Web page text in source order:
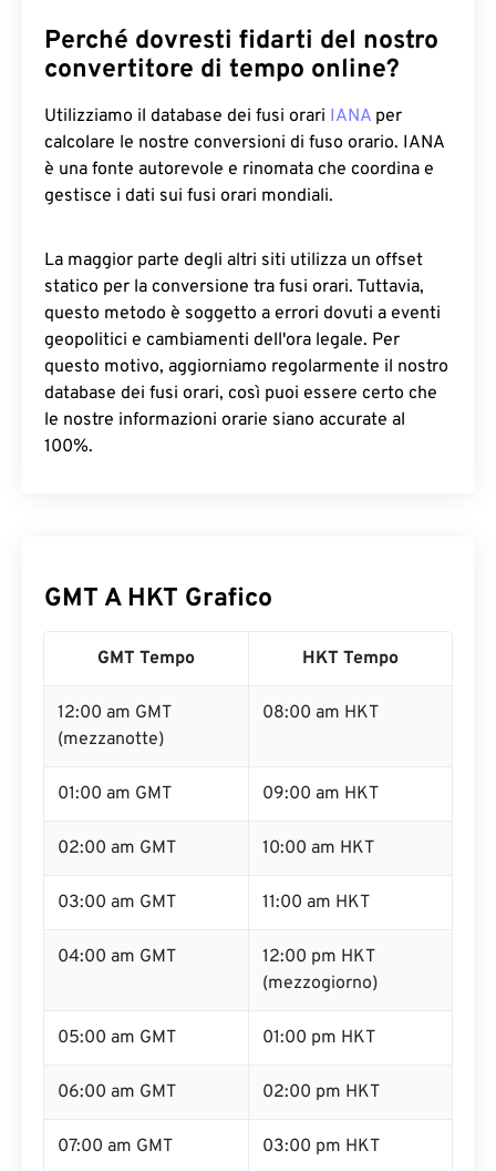
Perché dovresti fidarti del nostro
convertitore di tempo online?
Utilizziamo il database dei fusi orari IANA per
calcolare le nostre conversioni di fuso orario. IANA
è una fonte autorevole e rinomata che coordina e
gestisce i dati sui fusi orari mondiali.
La maggior parte degli altri siti utilizza un offset
statico per la conversione tra fusi orari. Tuttavia,
questo metodo è soggetto a errori dovuti a eventi
geopolitici e cambiamenti dell'ora legale. Per
questo motivo, aggiorniamo regolarmente il nostro
database dei fusi orari, così puoi essere certo che
le nostre informazioni orarie siano accurate al
100%.
GMT A HKT Grafico
GMT Tempo HKT Tempo
12:00 am GMT
(mezzanotte)
08:00 am HKT
01:00 am GMT 09:00 am HKT
02:00 am GMT 10:00 am HKT
03:00 am GMT 11:00 am HKT
04:00 am GMT
12:00 pm HKT
(mezzogiorno)
05:00 am GMT 01:00 pm HKT
06:00 am GMT 02:00 pm HKT
07:00 am GMT 03:00 pm HKT